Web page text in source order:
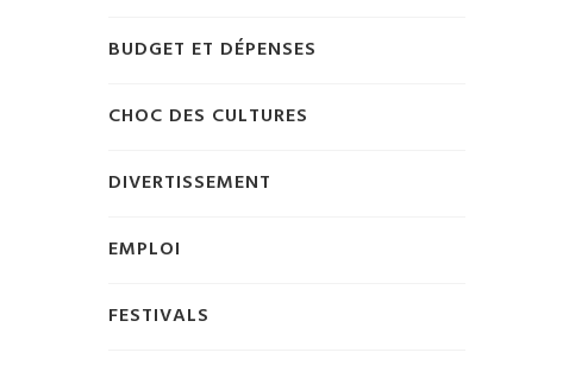
BUDGET ET DÉPENSES
CHOC DES CULTURES
DIVERTISSEMENT
EMPLOI
FESTIVALS